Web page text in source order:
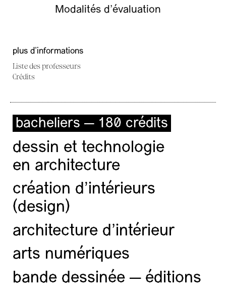
Modalités d’évaluation
plus d'informations
Liste des professeurs
Crédits
bacheliers — 180 crédits
dessin et technologie
en architecture
création d'intérieurs
(design)
architecture d’intérieur
arts numériques
bande dessinée — éditions